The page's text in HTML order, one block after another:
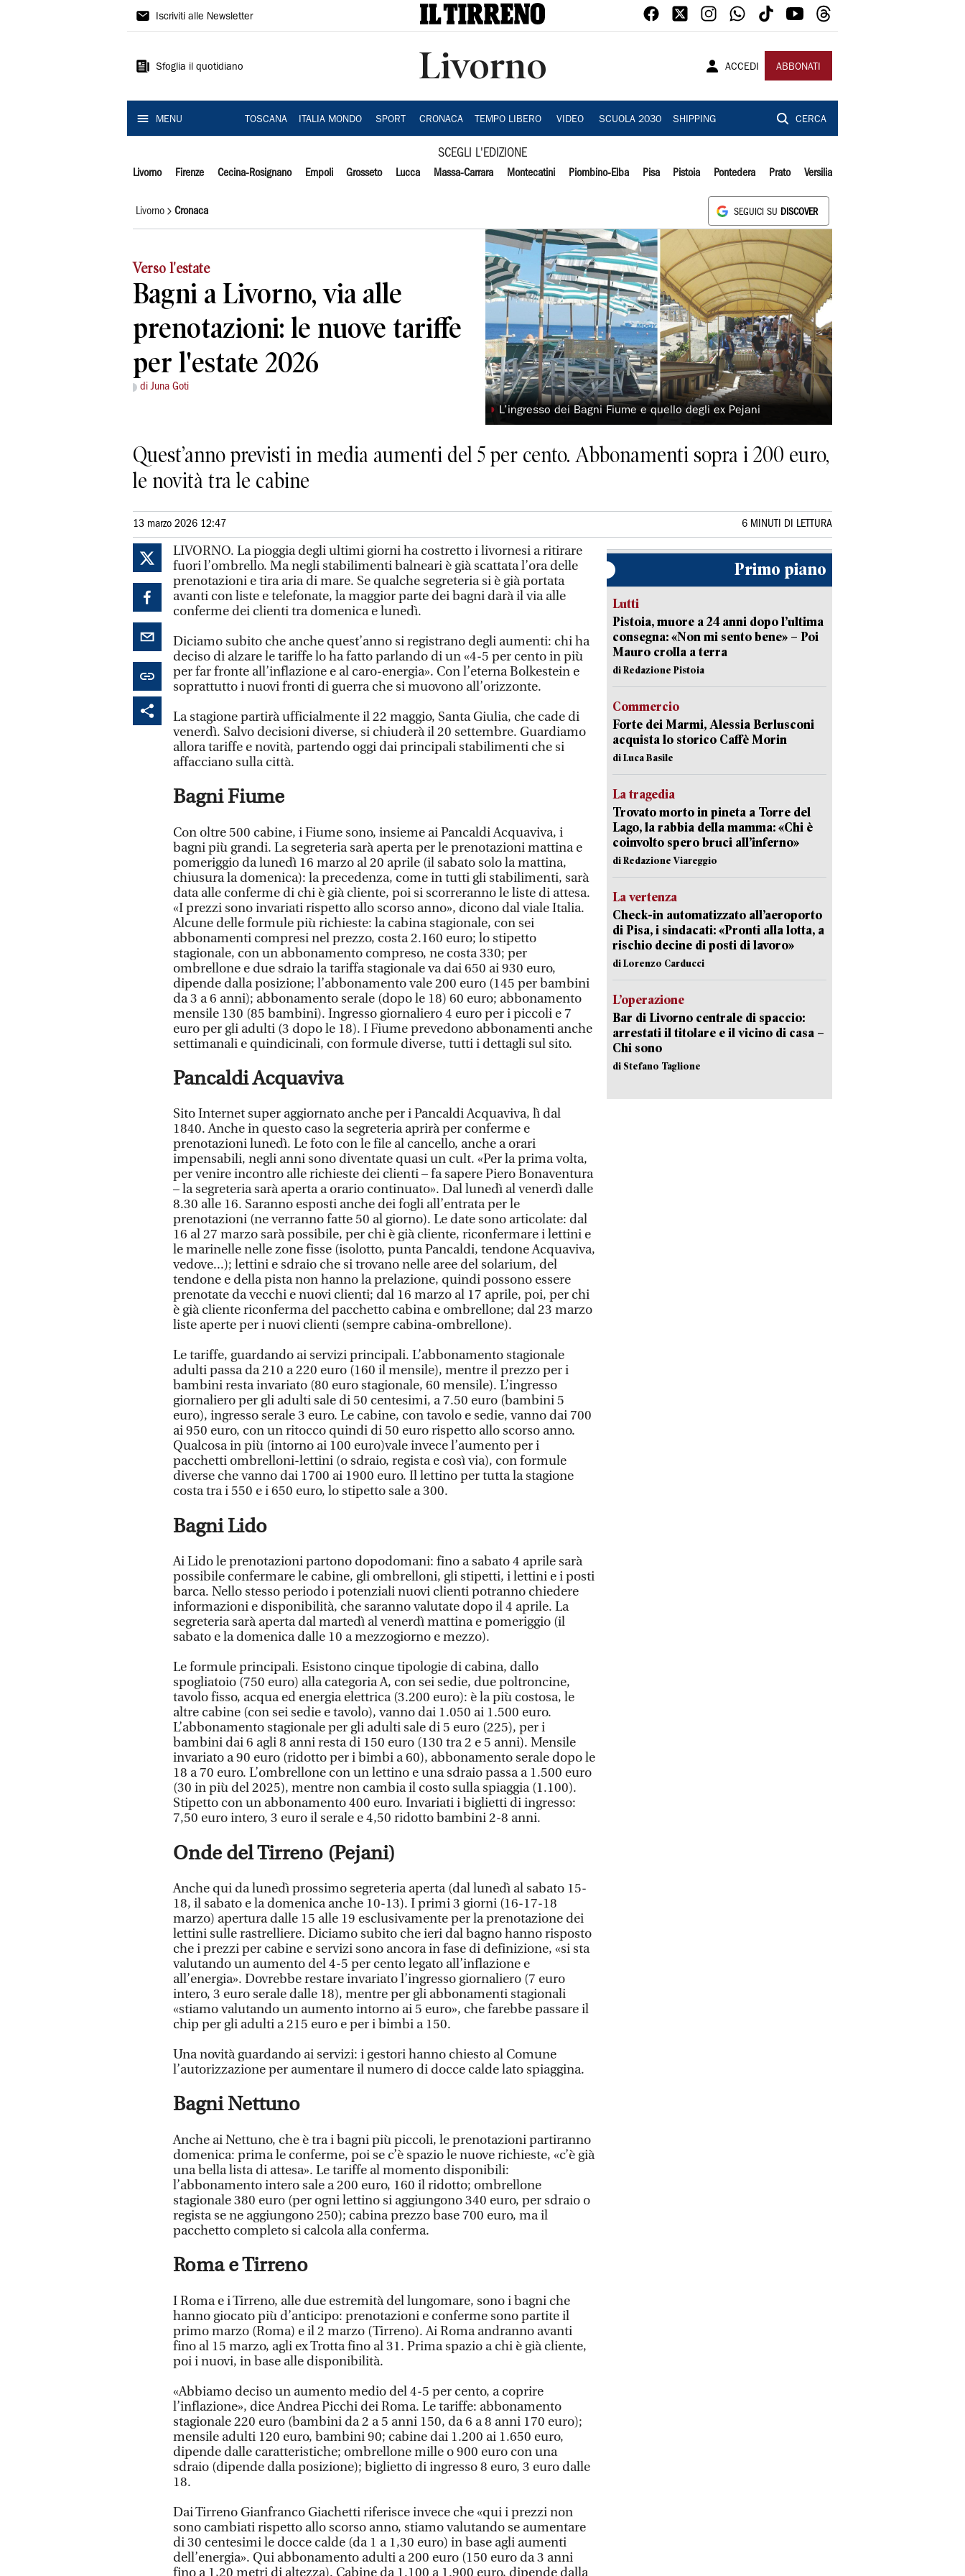
Il
Iscriviti alle Newsletter
Sfoglia il quotidiano Livorno ACCEDI ABBONATI
MENU TOSCANA ITALIA MONDO SPORT CRONACA TEMPO LIBERO VIDEO SCUOLA 2030 SHIPPING CERCA
SCEGLI L'EDIZIONE
Livorno Firenze Cecina-Rosignano Empoli Grosseto Lucca Massa-Carrara Montecatini Piombino-Elba Pisa Pistoia Pontedera Prato Versilia
Livorno Cronaca SEGUICI SU DISCOVER
Verso l'estate
Bagni a Livorno, via alle
prenotazioni: le nuove tariffe
per l'estate 2026
di Juna Goti
◗ L’ingresso dei Bagni Fiume e quello degli ex Pejani
Quest’anno previsti in media aumenti del 5 per cento. Abbonamenti sopra i 200 euro,
le novità tra le cabine
13 marzo 2026 12:47 6 MINUTI DI LETTURA
LIVORNO. La pioggia degli ultimi giorni ha costretto i livornesi a ritirare
fuori l’ombrello. Ma negli stabilimenti balneari è già scattata l’ora delle
prenotazioni e tira aria di mare. Se qualche segreteria si è già portata
avanti con liste e telefonate, la maggior parte dei bagni darà il via alle
conferme dei clienti tra domenica e lunedì.
Diciamo subito che anche quest’anno si registrano degli aumenti: chi ha
deciso di alzare le tariffe lo ha fatto parlando di un «4-5 per cento in più
per far fronte all’inflazione e al caro-energia». Con l’eterna Bolkestein e
soprattutto i nuovi fronti di guerra che si muovono all’orizzonte.
La stagione partirà ufficialmente il 22 maggio, Santa Giulia, che cade di
venerdì. Salvo decisioni diverse, si chiuderà il 20 settembre. Guardiamo
allora tariffe e novità, partendo oggi dai principali stabilimenti che si
affacciano sulla città.
Bagni Fiume
Con oltre 500 cabine, i Fiume sono, insieme ai Pancaldi Acquaviva, i
bagni più grandi. La segreteria sarà aperta per le prenotazioni mattina e
pomeriggio da lunedì 16 marzo al 20 aprile (il sabato solo la mattina,
chiusura la domenica): la precedenza, come in tutti gli stabilimenti, sarà
data alle conferme di chi è già cliente, poi si scorreranno le liste di attesa.
«I prezzi sono invariati rispetto allo scorso anno», dicono dal viale Italia.
Alcune delle formule più richieste: la cabina stagionale, con sei
abbonamenti compresi nel prezzo, costa 2.160 euro; lo stipetto
stagionale, con un abbonamento compreso, ne costa 330; per
ombrellone e due sdraio la tariffa stagionale va dai 650 ai 930 euro,
dipende dalla posizione; l’abbonamento vale 200 euro (145 per bambini
da 3 a 6 anni); abbonamento serale (dopo le 18) 60 euro; abbonamento
mensile 130 (85 bambini). Ingresso giornaliero 4 euro per i piccoli e 7
euro per gli adulti (3 dopo le 18). I Fiume prevedono abbonamenti anche
settimanali e quindicinali, con formule diverse, tutti i dettagli sul sito.
Pancaldi Acquaviva
Sito Internet super aggiornato anche per i Pancaldi Acquaviva, lì dal
1840. Anche in questo caso la segreteria aprirà per conferme e
prenotazioni lunedì. Le foto con le file al cancello, anche a orari
impensabili, negli anni sono diventate quasi un cult. «Per la prima volta,
per venire incontro alle richieste dei clienti – fa sapere Piero Bonaventura
– la segreteria sarà aperta a orario continuato». Dal lunedì al venerdì dalle
8.30 alle 16. Saranno esposti anche dei fogli all’entrata per le
prenotazioni (ne verranno fatte 50 al giorno). Le date sono articolate: dal
16 al 27 marzo sarà possibile, per chi è già cliente, riconfermare i lettini e
le marinelle nelle zone fisse (isolotto, punta Pancaldi, tendone Acquaviva,
vedove...); lettini e sdraio che si trovano nelle aree del solarium, del
tendone e della pista non hanno la prelazione, quindi possono essere
prenotate da vecchi e nuovi clienti; dal 16 marzo al 17 aprile, poi, per chi
è già cliente riconferma del pacchetto cabina e ombrellone; dal 23 marzo
liste aperte per i nuovi clienti (sempre cabina-ombrellone).
Le tariffe, guardando ai servizi principali. L’abbonamento stagionale
adulti passa da 210 a 220 euro (160 il mensile), mentre il prezzo per i
bambini resta invariato (80 euro stagionale, 60 mensile). L’ingresso
giornaliero per gli adulti sale di 50 centesimi, a 7.50 euro (bambini 5
euro), ingresso serale 3 euro. Le cabine, con tavolo e sedie, vanno dai 700
ai 950 euro, con un ritocco quindi di 50 euro rispetto allo scorso anno.
Qualcosa in più (intorno ai 100 euro)vale invece l’aumento per i
pacchetti ombrelloni-lettini (o sdraio, regista e così via), con formule
diverse che vanno dai 1700 ai 1900 euro. Il lettino per tutta la stagione
costa tra i 550 e i 650 euro, lo stipetto sale a 300.
Bagni Lido
Ai Lido le prenotazioni partono dopodomani: fino a sabato 4 aprile sarà
possibile confermare le cabine, gli ombrelloni, gli stipetti, i lettini e i posti
barca. Nello stesso periodo i potenziali nuovi clienti potranno chiedere
informazioni e disponibilità, che saranno valutate dopo il 4 aprile. La
segreteria sarà aperta dal martedì al venerdì mattina e pomeriggio (il
sabato e la domenica dalle 10 a mezzogiorno e mezzo).
Le formule principali. Esistono cinque tipologie di cabina, dallo
spogliatoio (750 euro) alla categoria A, con sei sedie, due poltroncine,
tavolo fisso, acqua ed energia elettrica (3.200 euro): è la più costosa, le
altre cabine (con sei sedie e tavolo), vanno dai 1.050 ai 1.500 euro.
L’abbonamento stagionale per gli adulti sale di 5 euro (225), per i
bambini dai 6 agli 8 anni resta di 150 euro (130 tra 2 e 5 anni). Mensile
invariato a 90 euro (ridotto per i bimbi a 60), abbonamento serale dopo le
18 a 70 euro. L’ombrellone con un lettino e una sdraio passa a 1.500 euro
(30 in più del 2025), mentre non cambia il costo sulla spiaggia (1.100).
Stipetto con un abbonamento 400 euro. Invariati i biglietti di ingresso:
7,50 euro intero, 3 euro il serale e 4,50 ridotto bambini 2-8 anni.
Onde del Tirreno (Pejani)
Anche qui da lunedì prossimo segreteria aperta (dal lunedì al sabato 15-
18, il sabato e la domenica anche 10-13). I primi 3 giorni (16-17-18
marzo) apertura dalle 15 alle 19 esclusivamente per la prenotazione dei
lettini sulle rastrelliere. Diciamo subito che ieri dal bagno hanno risposto
che i prezzi per cabine e servizi sono ancora in fase di definizione, «si sta
valutando un aumento del 4-5 per cento legato all’inflazione e
all’energia». Dovrebbe restare invariato l’ingresso giornaliero (7 euro
intero, 3 euro serale dalle 18), mentre per gli abbonamenti stagionali
«stiamo valutando un aumento intorno ai 5 euro», che farebbe passare il
chip per gli adulti a 215 euro e per i bimbi a 150.
Una novità guardando ai servizi: i gestori hanno chiesto al Comune
l’autorizzazione per aumentare il numero di docce calde lato spiaggina.
Bagni Nettuno
Anche ai Nettuno, che è tra i bagni più piccoli, le prenotazioni partiranno
domenica: prima le conferme, poi se c’è spazio le nuove richieste, «c’è già
una bella lista di attesa». Le tariffe al momento disponibili:
l’abbonamento intero sale a 200 euro, 160 il ridotto; ombrellone
stagionale 380 euro (per ogni lettino si aggiungono 340 euro, per sdraio o
regista se ne aggiungono 250); cabina prezzo base 700 euro, ma il
pacchetto completo si calcola alla conferma.
Roma e Tirreno
I Roma e i Tirreno, alle due estremità del lungomare, sono i bagni che
hanno giocato più d’anticipo: prenotazioni e conferme sono partite il
primo marzo (Roma) e il 2 marzo (Tirreno). Ai Roma andranno avanti
fino al 15 marzo, agli ex Trotta fino al 31. Prima spazio a chi è già cliente,
poi i nuovi, in base alle disponibilità.
«Abbiamo deciso un aumento medio del 4-5 per cento, a coprire
l’inflazione», dice Andrea Picchi dei Roma. Le tariffe: abbonamento
stagionale 220 euro (bambini da 2 a 5 anni 150, da 6 a 8 anni 170 euro);
mensile adulti 120 euro, bambini 90; cabine dai 1.200 ai 1.650 euro,
dipende dalle caratteristiche; ombrellone mille o 900 euro con una
sdraio (dipende dalla posizione); biglietto di ingresso 8 euro, 3 euro dalle
18.
Dai Tirreno Gianfranco Giachetti riferisce invece che «qui i prezzi non
sono cambiati rispetto allo scorso anno, stiamo valutando se aumentare
di 30 centesimi le docce calde (da 1 a 1,30 euro) in base agli aumenti
dell’energia». Qui abbonamento adulti a 200 euro (150 euro da 3 anni
fino a 1,20 metri di altezza). Cabine da 1.100 a 1.900 euro, dipende dalla
Primo piano
Lutti
Pistoia, muore a 24 anni dopo l’ultima
consegna: «Non mi sento bene» – Poi
Mauro crolla a terra
di Redazione Pistoia
Commercio
Forte dei Marmi, Alessia Berlusconi
acquista lo storico Caffè Morin
di Luca Basile
La tragedia
Trovato morto in pineta a Torre del
Lago, la rabbia della mamma: «Chi è
coinvolto spero bruci all’inferno»
di Redazione Viareggio
La vertenza
Check-in automatizzato all’aeroporto
di Pisa, i sindacati: «Pronti alla lotta, a
rischio decine di posti di lavoro»
di Lorenzo Carducci
L’operazione
Bar di Livorno centrale di spaccio:
arrestati il titolare e il vicino di casa –
Chi sono
di Stefano Taglione